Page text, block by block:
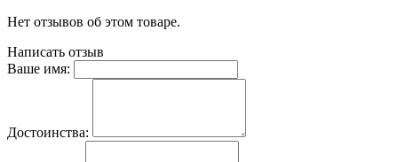
Нет отзывов об этом товаре.
Написать отзыв
Ваше имя:
Достоинства: